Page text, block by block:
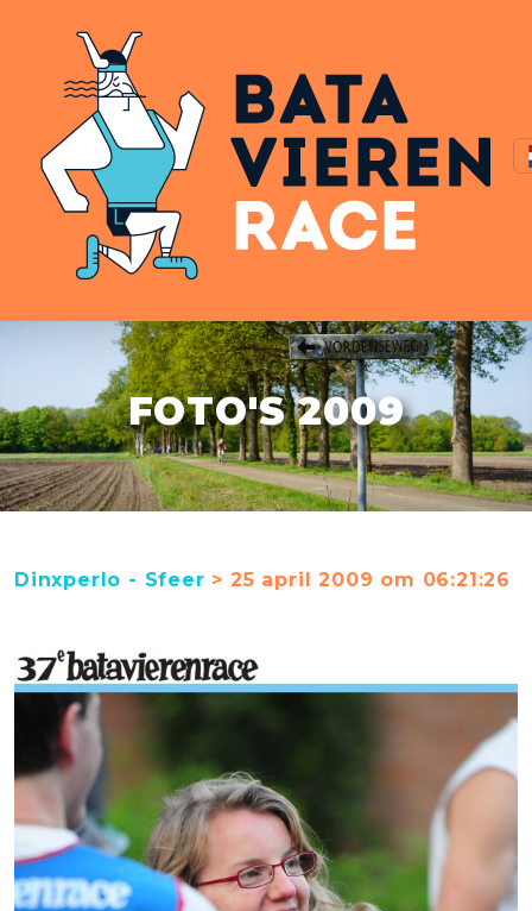
FOTO'S 2009
Dinxperlo - Sfeer > 25 april 2009 om 06:21:26